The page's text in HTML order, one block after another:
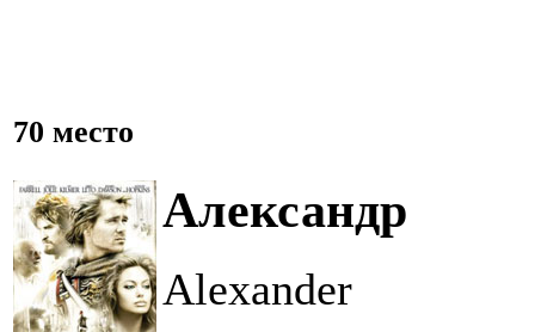
70 место
Александр
Alexander